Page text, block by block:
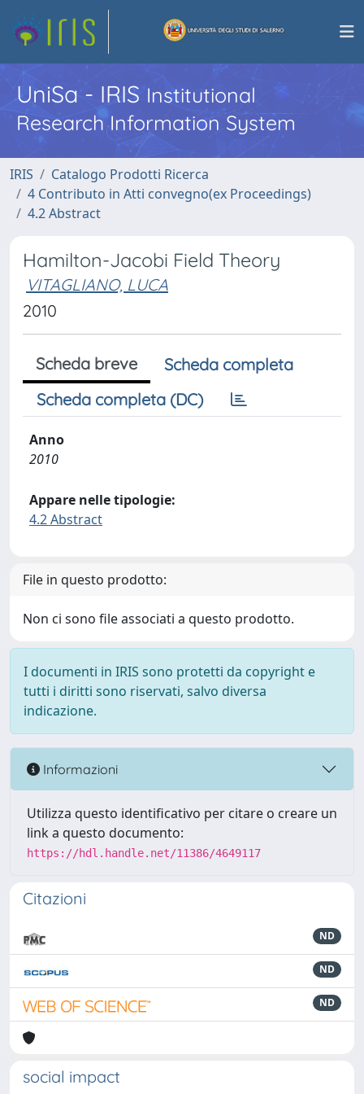
UniSa - IRISInstitutional
Research Information System
IRIS
Catalogo Prodotti Ricerca
4 Contributo in Atti convegno(ex Proceedings)
4.2 Abstract
Hamilton-Jacobi Field Theory
VITAGLIANO, LUCA
2010
Scheda breve
Scheda completa
Scheda completa (DC)
Anno
2010
Appare nelle tipologie:
4.2 Abstract
File in questo prodotto:
Non ci sono file associati a questo prodotto.
I documenti in IRIS sono protetti da copyright e
tutti i diritti sono riservati, salvo diversa
indicazione.
Informazioni
Utilizza questo identificativo per citare o creare un
link a questo documento:
https://hdl.handle.net/11386/4649117
Citazioni
ND
ND
ND
social impact